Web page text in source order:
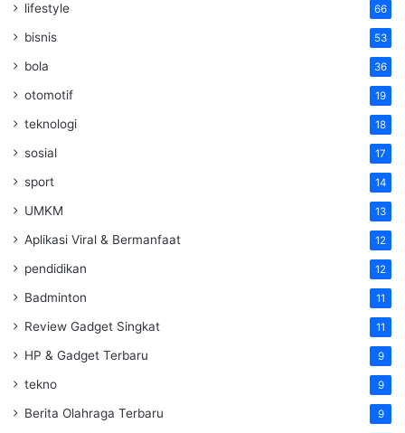
lifestyle 66
bisnis 53
bola 36
otomotif 19
teknologi 18
sosial 17
sport 14
UMKM 13
Aplikasi Viral & Bermanfaat 12
pendidikan 12
Badminton 11
Review Gadget Singkat 11
HP & Gadget Terbaru 9
tekno 9
Berita Olahraga Terbaru 9